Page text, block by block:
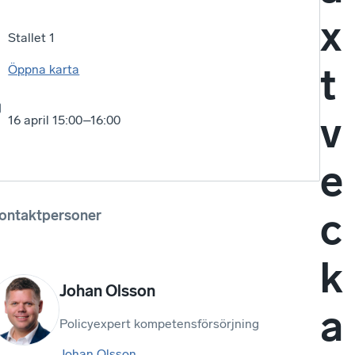
x
t
v
e
c
k
a
Stallet 1
Öppna karta
16 april 15:00–16:00
Johan Olsson
Policyexpert kompetensförsörjning